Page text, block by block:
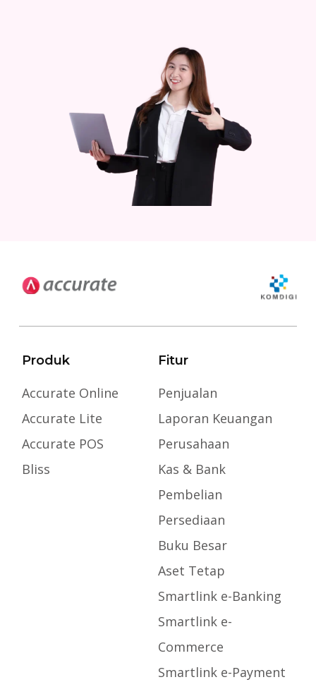
Produk
Accurate Online
Accurate Lite
Accurate POS
Bliss
Fitur
Penjualan
Laporan Keuangan
Perusahaan
Kas & Bank
Pembelian
Persediaan
Buku Besar
Aset Tetap
Smartlink e-Banking
Smartlink e-
Commerce
Smartlink e-Payment